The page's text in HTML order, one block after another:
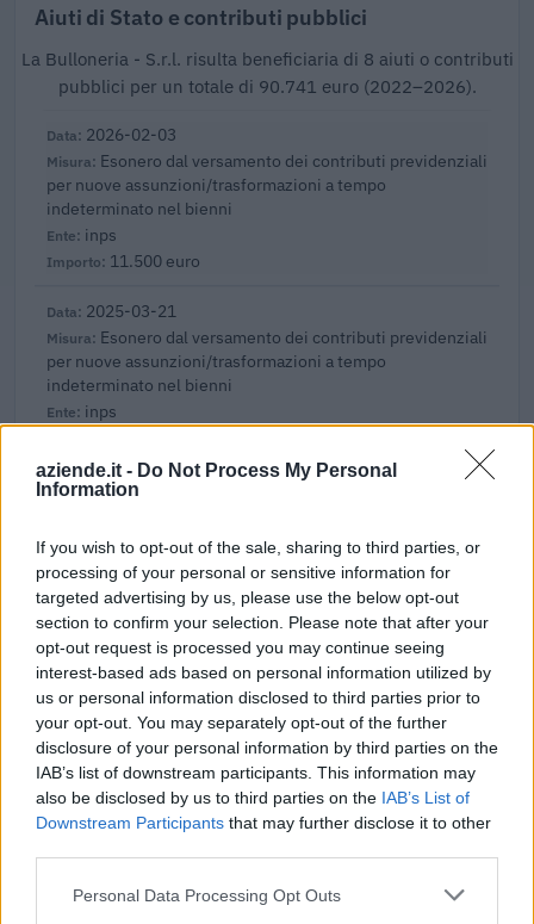
aziende.it - Do Not Process My Personal
Information
If you wish to opt-out of the sale, sharing to third parties, or
processing of your personal or sensitive information for
targeted advertising by us, please use the below opt-out
section to confirm your selection. Please note that after your
opt-out request is processed you may continue seeing
interest-based ads based on personal information utilized by
us or personal information disclosed to third parties prior to
your opt-out. You may separately opt-out of the further
disclosure of your personal information by third parties on the
IAB’s list of downstream participants. This information may
also be disclosed by us to third parties on the IAB’s List of
Downstream Participants that may further disclose it to other
Personal Data Processing Opt Outs
Aiuti di Stato e contributi pubblici
La Bulloneria - S.r.l. risulta beneficiaria di 8 aiuti o contributi
pubblici per un totale di 90.741 euro (2022–2026).
2026-02-03
Esonero dal versamento dei contributi previdenziali
per nuove assunzioni/trasformazioni a tempo
indeterminato nel bienni
inps
11.500 euro
2025-03-21
Esonero dal versamento dei contributi previdenziali
per nuove assunzioni/trasformazioni a tempo
indeterminato nel bienni
inps
2025-01-24
per nuove assunzioni/trasformazioni a tempo
indeterminato nel bienni
inps
8.898 euro
2024-09-17
Credito d'imposta formazione 4.0
Agenzia delle Entrate
3.536 euro
2023-05-22
Nuova Sabatini - Finanziamenti per l'acquisto di
piccole e medi
Ministero delle Imprese e del Made in Italy -